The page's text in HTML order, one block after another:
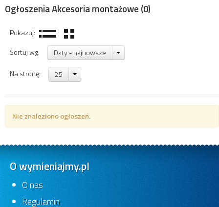
Ogłoszenia Akcesoria montażowe (0)
Pokazuj:
Sortuj wg:
Daty - najnowsze
Na stronę: 25
Nie znaleziono ogłoszeń.
O wymieniajmy.pl
O nas
Regulamin